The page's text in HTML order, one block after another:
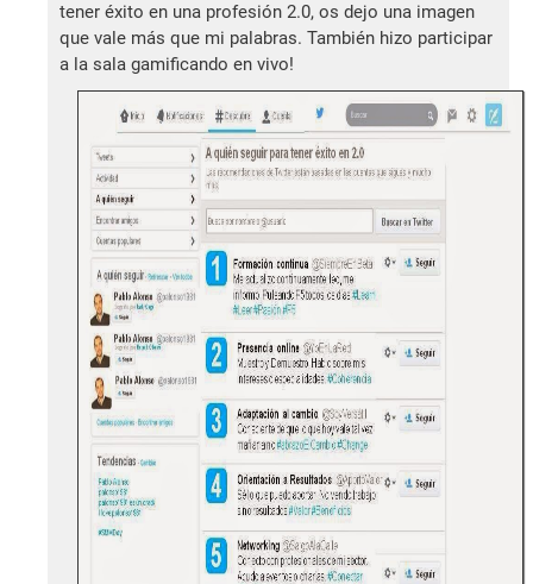
tener éxito en una profesión 2.0, os dejo una imagen
que vale más que mi palabras. También hizo participar
a la sala gamificando en vivo!